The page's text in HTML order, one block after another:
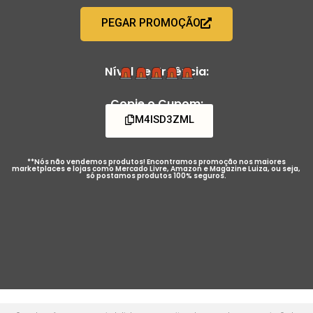
PEGAR PROMOÇÃO
Nível de Urgência:
Copie o Cupom:
M4ISD3ZML
**Nós não vendemos produtos! Encontramos promoção nos maiores
marketplaces e lojas como Mercado Livre, Amazon e Magazine Luiza, ou seja,
só postamos produtos 100% seguros.